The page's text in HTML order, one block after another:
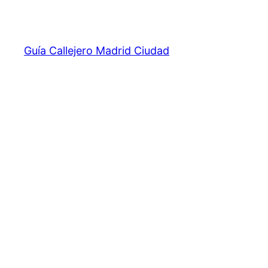
contenido
Guía Callejero Madrid Ciudad